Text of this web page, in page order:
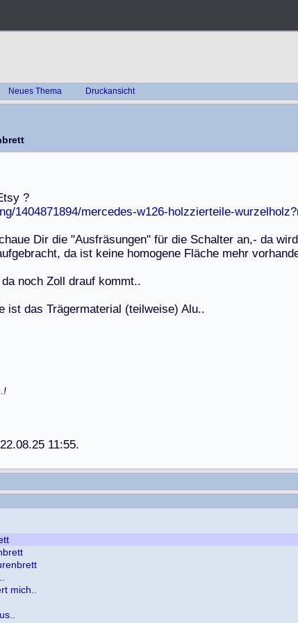
Neues Thema Druckansicht
tsy ?
1404871894/mercedes-w126-holzzierteile-
haue Dir die "Ausfräsungen" für die Schalter an,- da wird
ufgebracht, da ist keine homogene Fläche mehr vorhand
da noch Zoll drauf kommt..
ist das Trägermaterial (teilweise) Alu..
22.08.25 11:55.
mich..